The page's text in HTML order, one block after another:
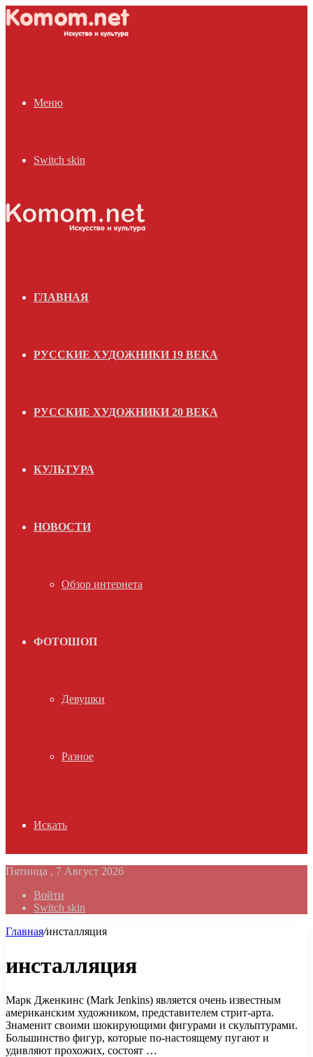
Меню
Switch skin
ГЛАВНАЯ
РУССКИЕ ХУДОЖНИКИ 19 ВЕКА
РУССКИЕ ХУДОЖНИКИ 20 ВЕКА
КУЛЬТУРА
НОВОСТИ
Обзор интернета
ФОТОШОП
Девушки
Разное
Искать
Пятница , 7 Август 2026
Войти
Switch skin
Главная/инсталляция
инсталляция
Марк Дженкинс (Mark Jenkins) является очень известным
американским художником, представителем стрит-арта.
Знаменит своими шокирующими фигурами и скульптурами.
Большинство фигур, которые по-настоящему пугают и
удивляют прохожих, состоят …